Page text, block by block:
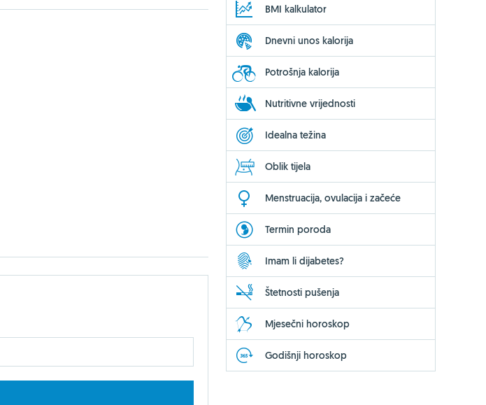
BMI kalkulator
Dnevni unos kalorija
Potrošnja kalorija
Nutritivne vrijednosti
Idealna težina
Oblik tijela
Menstruacija, ovulacija i začeće
Termin poroda
Imam li dijabetes?
Štetnosti pušenja
Mjesečni horoskop
Godišnji horoskop